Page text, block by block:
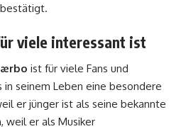
viele interessant ist
ist für viele Fans und
seinem Leben eine besondere
er jünger ist als seine bekannte
weil er als Musiker